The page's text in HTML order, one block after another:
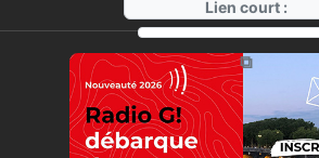
Lien court :
⧉